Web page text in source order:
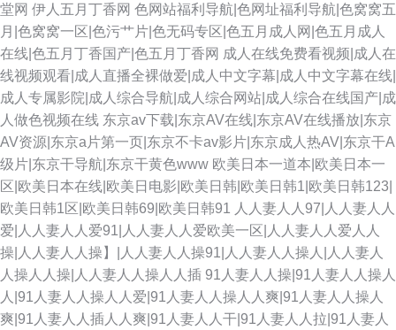
堂网 伊人五月丁香网 色网站福利导航|色网址福利导航|色窝窝五
月|色窝窝一区|色污艹片|色无码专区|色五月成人网|色五月成人
在线|色五月丁香国产|色五月丁香网 成人在线免费看视频|成人在
线视频观看|成人直播全裸做爱|成人中文字幕|成人中文字幕在线|
成人专属影院|成人综合导航|成人综合网站|成人综合在线国产|成
人做色视频在线 东京av下载|东京AV在线|东京AV在线播放|东京
AV资源|东京a片第一页|东京不卡av影片|东京成人热AV|东京干A
级片|东京干导航|东京干黄色www 欧美日本一道本|欧美日本一
区|欧美日本在线|欧美日电影|欧美日韩|欧美日韩1|欧美日韩123|
欧美日韩1区|欧美日韩69|欧美日韩91 人人妻人人97|人人妻人人
爱|人人妻人人爱91|人人妻人人爱欧美一区|人人妻人人爱人人
操|人人妻人人操】|人人妻人人操91|人人妻人人操人|人人妻人
人操人人操|人人妻人人操人人插 91人妻人人操|91人妻人人操人
人|91人妻人人操人人爱|91人妻人人操人人爽|91人妻人人操人
爽|91人妻人人插人人爽|91人妻人人干|91人妻人人拉|91人妻人